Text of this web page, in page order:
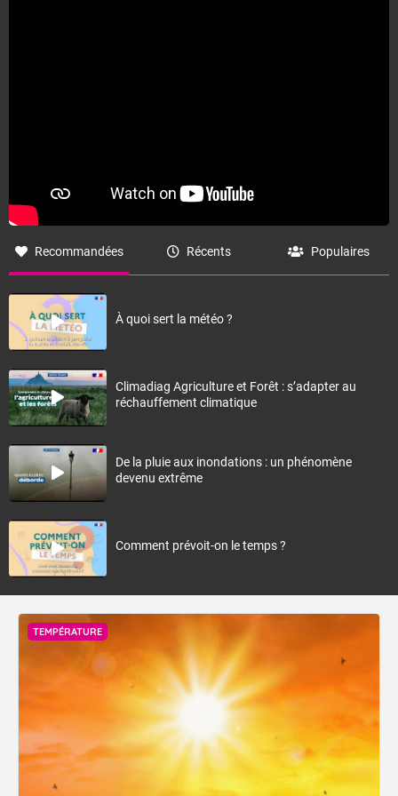
Recommandées Récents Populaires
À quoi sert la météo ?
Climadiag Agriculture et Forêt : s’adapter au
réchauffement climatique
De la pluie aux inondations : un phénomène
devenu extrême
Comment prévoit-on le temps ?
TEMPÉRATURE